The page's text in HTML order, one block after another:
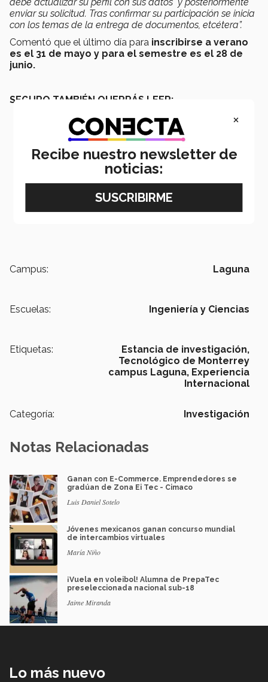
enviar su solicitud. Tras confirmar su participación se inicia
con los temas de la entrega de documentos, etcétera”.
Comentó que el último día para inscribirse a verano
es el 31 de mayo y para el semestre es el 28 de
junio.
SEGURO TAMBIÉN QUERRÁS LEER:
Campus: Laguna
Escuelas: Ingeniería y Ciencias
Etiquetas:
Estancia de investigación,
Tecnológico de Monterrey
campus Laguna, Experiencia
Internacional
Categoría: Investigación
Notas Relacionadas
Ganan con E-Commerce. Emprendedores se
gradúan de Zona Ei Tec - Cimaco
Luis Daniel Sotelo
Jóvenes mexicanos ganan concurso mundial
de intercambios virtuales
María Niño
¡Vuela en voleibol! Alumna de PrepaTec
preseleccionada nacional sub-18
Jaime Miranda
Lo más nuevo
×
Recibe nuestro newsletter de
noticias: